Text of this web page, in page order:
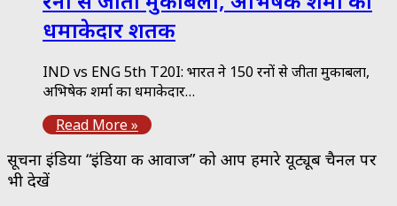
धमाकेदार शतक
IND vs ENG 5th T20I: भारत ने 150 रनों से जीता मुकाबला,
अभिषेक शर्मा का धमाकेदार…
Read More »
सूचना इंडिया “इंडिया की आवाज” को आप हमारे यूट्यूब चैनल पर
भी देखें